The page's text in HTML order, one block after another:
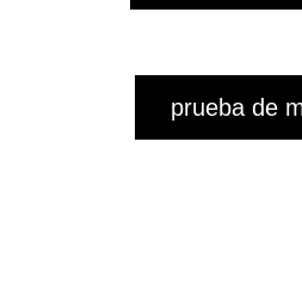
prueba de